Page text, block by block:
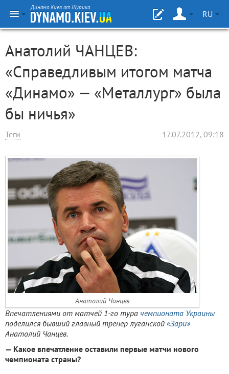
Динамо Киев от Шурика
RU
Анатолий ЧАНЦЕВ:
«Справедливым итогом матча
«Динамо» — «Металлург» была
бы ничья»
Теги 17.07.2012, 09:18
Анатолий Чанцев
Впечатлениями от матчей 1-го тура чемпионата Украины
поделился бывший главный тренер луганской «Зари»
Анатолий Чанцев.
— Какое впечатление оставили первые матчи нового
чемпионата страны?